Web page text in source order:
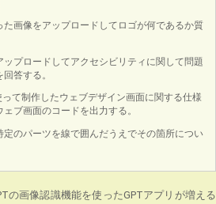
画像をアップロードしてロゴが何であるか質
プロードしてアクセシビリティに関して問題
答する。
て制作したウェブデザイン画面に関する仕様
ブ画面のコードを出力する。
のパーツを線で囲んだうえでその箇所につい
の画像認識機能を使ったGPTアプリが増える